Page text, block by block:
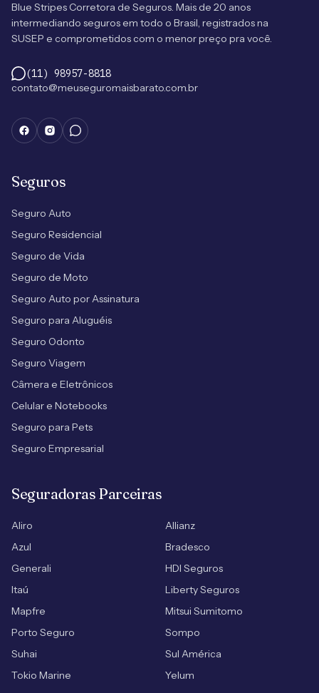
Blue Stripes Corretora de Seguros. Mais de 20 anos
intermediando seguros em todo o Brasil, registrados na
SUSEP e comprometidos com o menor preço pra você.
(11) 98957-8818
contato@meuseguromaisbarato.com.br
Seguros
Seguro Auto
Seguro Residencial
Seguro de Vida
Seguro de Moto
Seguro Auto por Assinatura
Seguro para Aluguéis
Seguro Odonto
Seguro Viagem
Câmera e Eletrônicos
Celular e Notebooks
Seguro para Pets
Seguro Empresarial
Seguradoras Parceiras
Aliro
Allianz
Azul
Bradesco
Generali
HDI Seguros
Itaú
Liberty Seguros
Mapfre
Mitsui Sumitomo
Porto Seguro
Sompo
Suhai
Sul América
Tokio Marine
Yelum